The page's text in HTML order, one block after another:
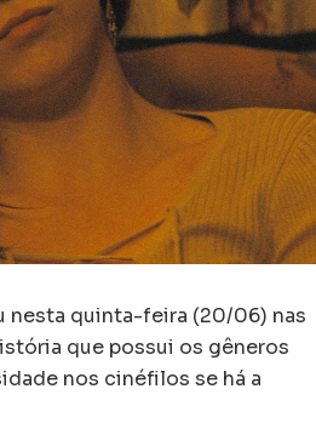
nesta quinta-feira (20/06) nas
que possui os gêneros
nos cinéfilos se há a